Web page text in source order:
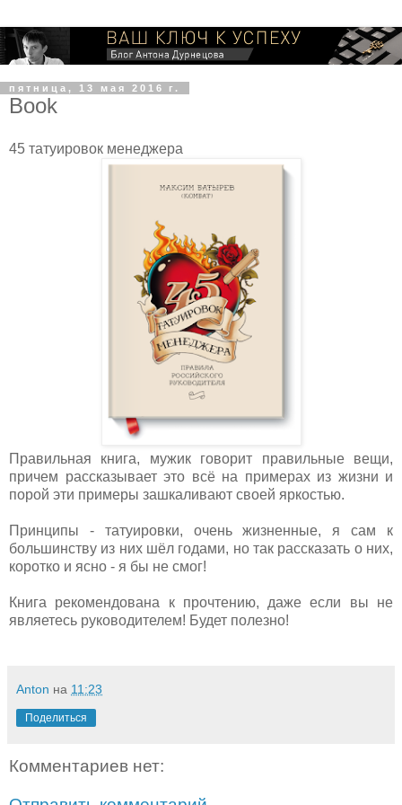
пятница, 13 мая 2016 г.
Book
45 татуировок менеджера
Правильная книга, мужик говорит правильные вещи,
причем рассказывает это всё на примерах из жизни и
порой эти примеры зашкаливают своей яркостью.
Принципы - татуировки, очень жизненные, я сам к
большинству из них шёл годами, но так рассказать о них,
коротко и ясно - я бы не смог!
Книга рекомендована к прочтению, даже если вы не
являетесь руководителем! Будет полезно!
Anton на 11:23
Поделиться
Комментариев нет: